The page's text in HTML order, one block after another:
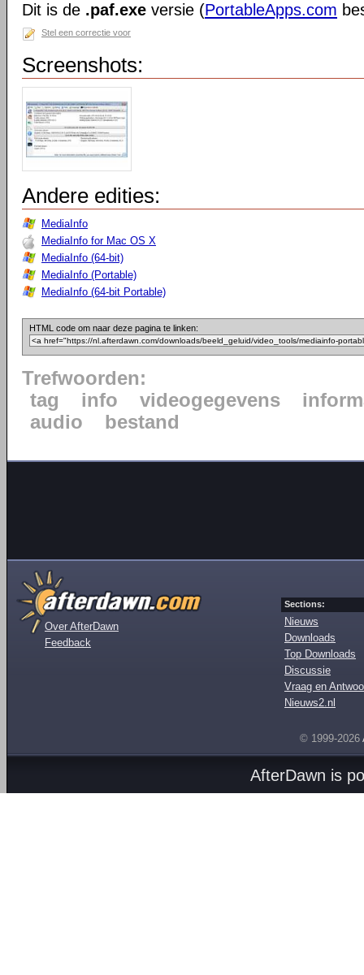
Dit is de .paf.exe versie (PortableApps.com
Stel een correctie voor
Screenshots:
Andere edities:
MediaInfo
MediaInfo for Mac OS X
MediaInfo (64-bit)
MediaInfo (Portable)
MediaInfo (64-bit Portable)
HTML code om naar deze pagina te linken:
Trefwoorden:
tag
info videogegevens
audio
bestand
Over AfterDawn
Feedback
Sections:
Nieuws
Downloads
Top Downloads
Discussie
Vraag en
Nieuws2.nl
© 1999-2026
AfterDawn is